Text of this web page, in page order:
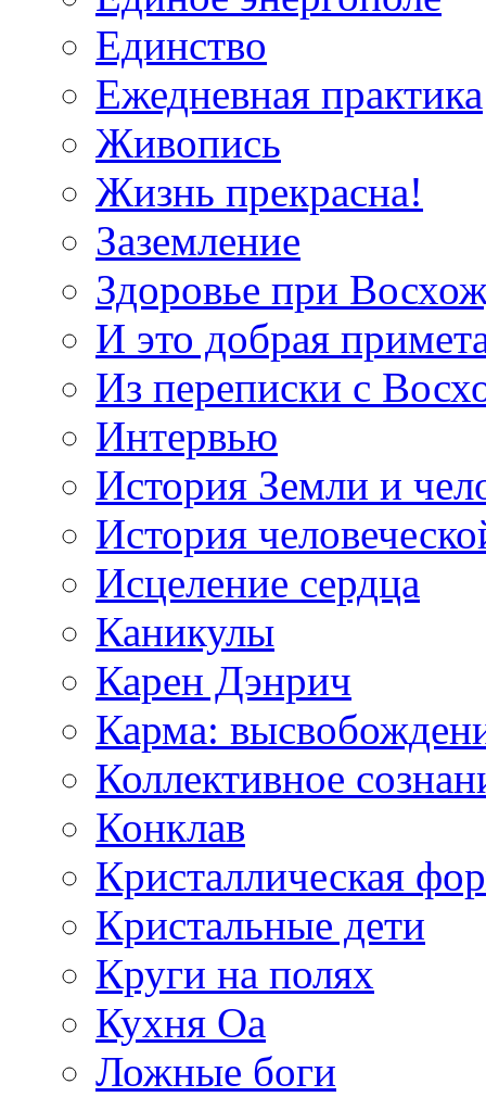
Единство
Ежедневная практика
Живопись
Жизнь прекрасна!
Заземление
Здоровье при
И это добрая
Из переписки с
Интервью
История Земли и
История
Исцеление сердца
Каникулы
Карен Дэнрич
Карма:
Коллективное
Конклав
Кристаллическая
Кристальные дети
Круги на полях
Кухня Оа
Ложные боги